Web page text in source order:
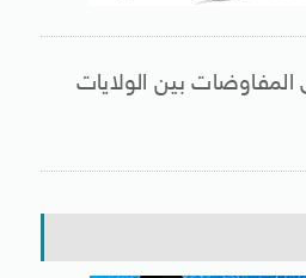
المفاوضات بين الولايات